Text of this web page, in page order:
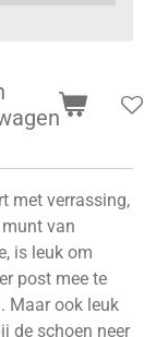
met verrassing,
van
is leuk om
post mee te
Maar ook leuk
de schoen neer